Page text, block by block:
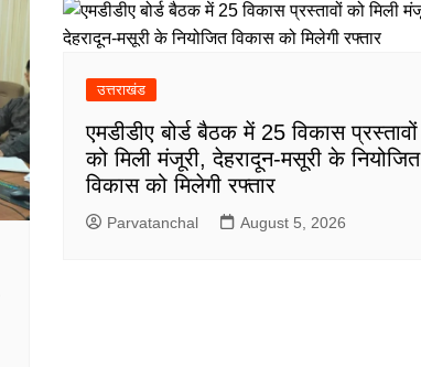
उत्तराखंड
एमडीडीए बोर्ड बैठक में 25 विकास प्रस्तावों
को मिली मंजूरी, देहरादून-मसूरी के नियोजित
विकास को मिलेगी रफ्तार
Parvatanchal August 5, 2026